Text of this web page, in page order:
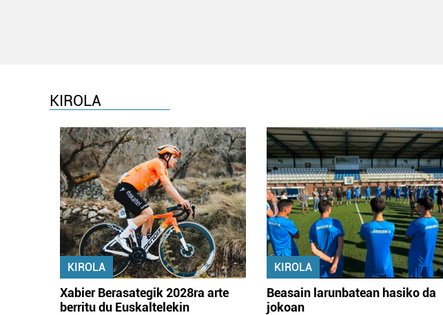
KIROLA
KIROLA
Xabier Berasategik 2028ra arte
berritu du Euskaltelekin
KIROLA
Beasain larunbatean hasiko da
jokoan